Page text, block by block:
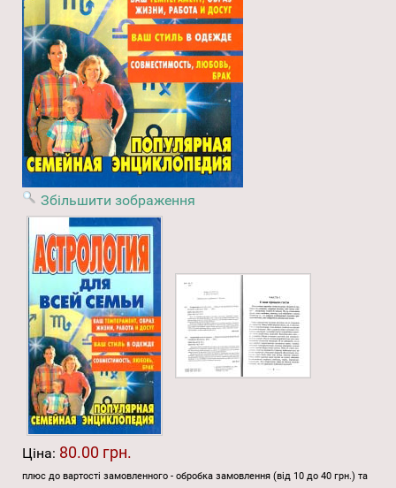
Збільшити зображення
Ціна: 80.00 грн.
плюс до вартості замовленного - обробка замовлення (від 10 до 40 грн.) та